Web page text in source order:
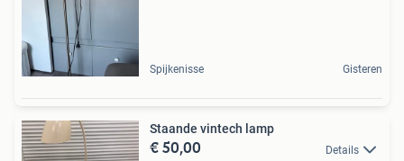
Spijkenisse Gisteren
Staande vintech lamp
€ 50,00 Details